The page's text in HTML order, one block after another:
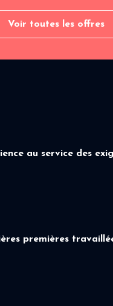
Voir toutes les offres
au service des
premières